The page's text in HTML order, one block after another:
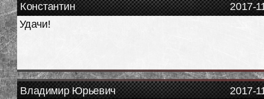
2017-
Константин
Удачи!
2017-
Владимир Юрьевич